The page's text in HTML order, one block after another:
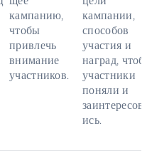
кампанию,
чтобы
привлечь
внимание
участников.
кампании,
способов
участия и
наград,
участники
поняли и
ись.